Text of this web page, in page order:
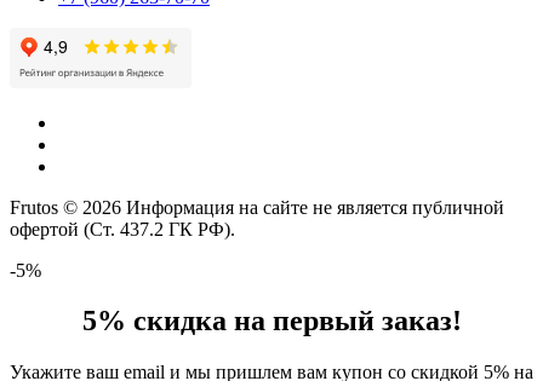
Frutos © 2026 Информация на сайте не является публичной
офертой (Ст. 437.2 ГК РФ).
-5%
5% скидка на первый заказ!
Укажите ваш email и мы пришлем вам купон со скидкой 5% на